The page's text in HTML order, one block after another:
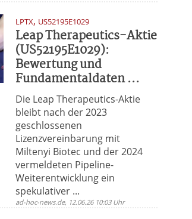
LPTX, US52195E1029
Leap Therapeutics-Aktie
(US52195E1029):
Bewertung und
Fundamentaldaten ...
Die Leap Therapeutics-Aktie
bleibt nach der 2023
geschlossenen
Lizenzvereinbarung mit
Miltenyi Biotec und der 2024
vermeldeten Pipeline-
Weiterentwicklung ein
spekulativer ...
ad-hoc-news.de, 12.06.26 10:03 Uhr